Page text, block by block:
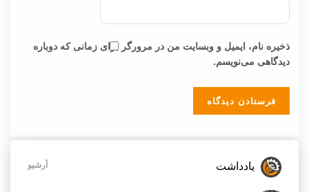
ذخیره نام، ایمیل و وبسایت من در مرورگر برای زمانی که دوباره
دیدگاهی می‌نویسم.
یادداشت آرشیو